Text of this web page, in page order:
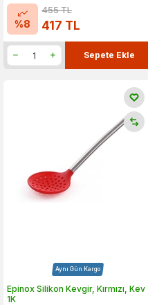
%8
455TL
417 TL
Sepete Ekle
Aynı Gün Kargo
Epinox Silikon Kevgir, Kırmızı, Kev
1K